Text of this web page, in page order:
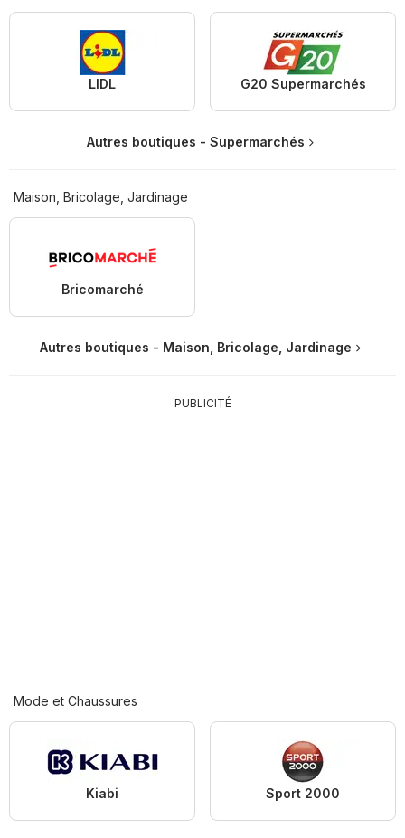
LIDL G20 Supermarchés
Autres boutiques - Supermarchés
Maison, Bricolage, Jardinage
Bricomarché
Autres boutiques - Maison, Bricolage, Jardinage
PUBLICITÉ
Mode et Chaussures
Kiabi Sport 2000